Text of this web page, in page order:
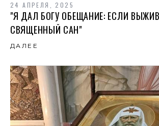
24 АПРЕЛЯ, 2025
"Я ДАЛ БОГУ ОБЕЩАНИЕ: ЕСЛИ
СВЯЩЕННЫЙ САН"
ДАЛЕЕ